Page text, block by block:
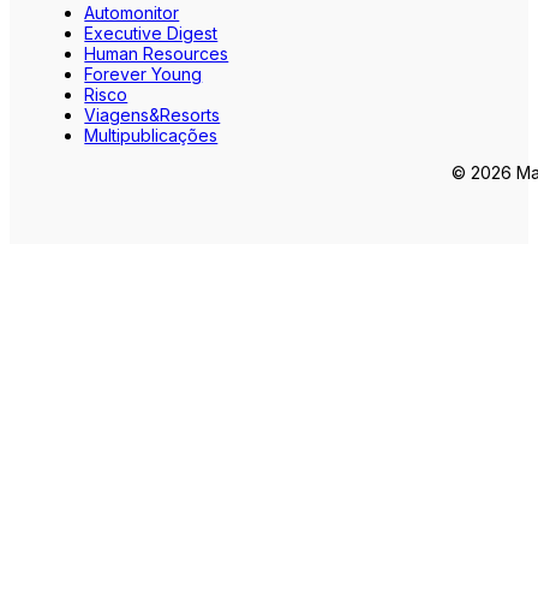
Automonitor
Executive Digest
Human Resources
Forever Young
Risco
Viagens&Resorts
Multipublicações
© 2026